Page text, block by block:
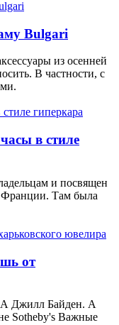
Bulgari
из осенней
В частности, с
в стиле
и посвящен
Франции. Там была
от
Джилл Байден. А
Sotheby's Важные